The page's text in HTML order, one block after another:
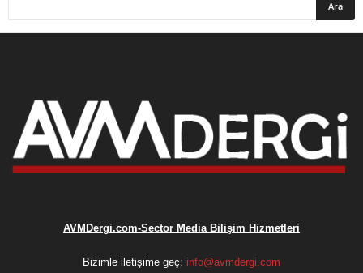
AVMDergi.com-Sector Media Bilişim Hizmetleri
Bizimle iletişime geç: info@avmdergi.com